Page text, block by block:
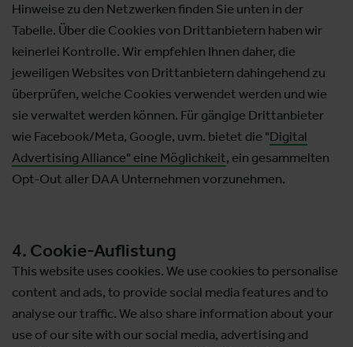
Hinweise zu den Netzwerken finden Sie unten in der
Tabelle. Über die Cookies von Drittanbietern haben wir
keinerlei Kontrolle. Wir empfehlen Ihnen daher, die
jeweiligen Websites von Drittanbietern dahingehend zu
überprüfen, welche Cookies verwendet werden und wie
sie verwaltet werden können. Für gängige Drittanbieter
wie Facebook/Meta, Google, uvm. bietet die "Digital
Advertising Alliance" eine Möglichkeit, ein gesammelten
Opt-Out aller DAA Unternehmen vorzunehmen.
4. Cookie-Auflistung
This website uses cookies. We use cookies to personalise
content and ads, to provide social media features and to
analyse our traffic. We also share information about your
use of our site with our social media, advertising and